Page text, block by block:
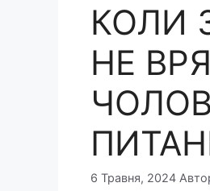
КОЛИ
НЕ
6 Травня, 2024